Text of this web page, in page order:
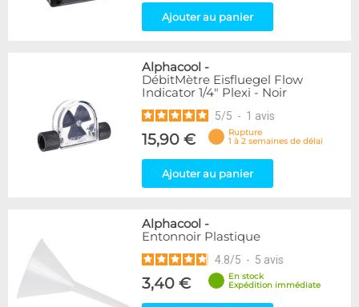
Ajouter au panier
Alphacool -
DébitMètre Eisfluegel Flow
Indicator 1/4" Plexi - Noir
5/5 - 1 avis
15,90 €
Rupture
1 à 2 semaines de délai
Ajouter au panier
Alphacool -
Entonnoir Plastique
4.8/5 - 5 avis
3,40 €
En stock
Expédition immédiate